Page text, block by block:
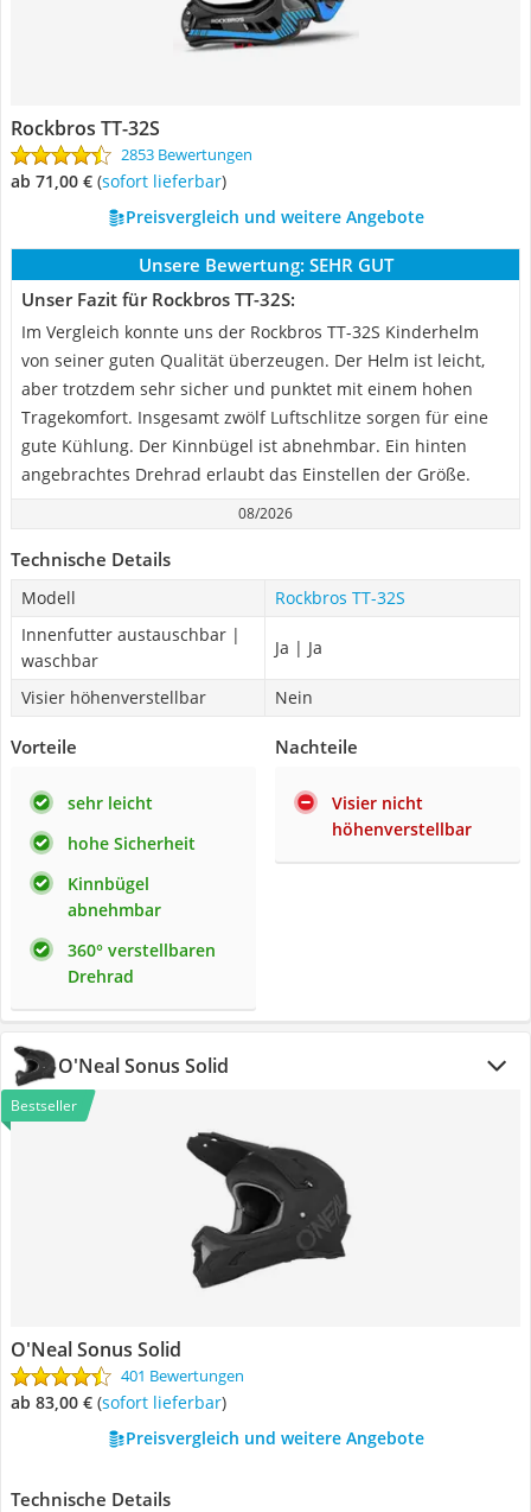
Rockbros TT-32S
2853 Bewertungen
ab 71,00 € ( Sofort lieferbar)
Preisvergleich und weitere Angebote
Unsere Bewertung: SEHR GUT
Unser Fazit für Rockbros TT-32S:
Im Vergleich konnte uns der Rockbros TT-32S Kinderhelm
von seiner guten Qualität überzeugen. Der Helm ist leicht,
aber trotzdem sehr sicher und punktet mit einem hohen
Tragekomfort. Insgesamt zwölf Luftschlitze sorgen für eine
gute Kühlung. Der Kinnbügel ist abnehmbar. Ein hinten
angebrachtes Drehrad erlaubt das Einstellen der Größe.
08/2026
Technische Details
Modell
Rockbros TT-32S
Innenfutter austauschbar |
waschbar
Ja | Ja
Visier höhenverstellbar Nein
Vorteile
sehr leicht
hohe Sicherheit
Kinnbügel
abnehmbar
360° verstellbaren
Drehrad
Nachteile
Visier nicht
höhenverstellbar
O'Neal Sonus Solid
Bestseller
O'Neal Sonus Solid
401 Bewertungen
ab 83,00 € ( Sofort lieferbar)
Preisvergleich und weitere Angebote
Technische Details